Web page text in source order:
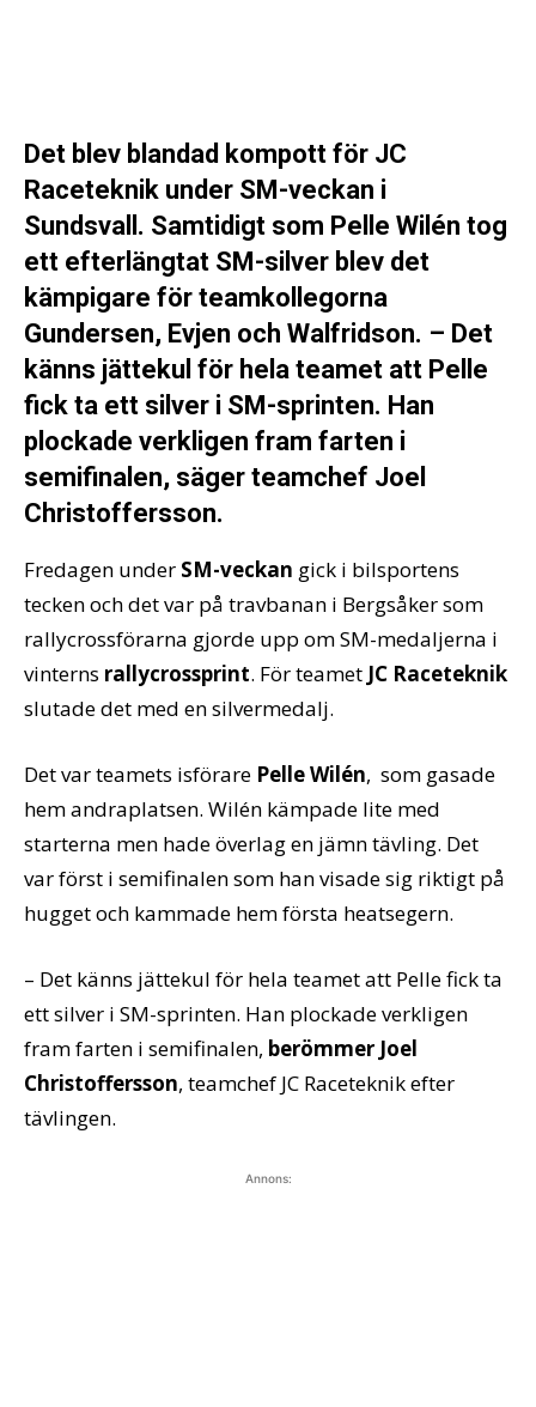
Det blev blandad kompott för JC
Raceteknik under SM-veckan i
Sundsvall. Samtidigt som Pelle Wilén tog
ett efterlängtat SM-silver blev det
kämpigare för teamkollegorna
Gundersen, Evjen och Walfridson. – Det
känns jättekul för hela teamet att Pelle
fick ta ett silver i SM-sprinten. Han
plockade verkligen fram farten i
semifinalen, säger teamchef Joel
Christoffersson.
Fredagen under SM-veckan gick i bilsportens
tecken och det var på travbanan i Bergsåker som
rallycrossförarna gjorde upp om SM-medaljerna i
vinterns rallycrossprint. För teamet JC Raceteknik
slutade det med en silvermedalj.
Det var teamets isförare Pelle Wilén, som gasade
hem andraplatsen. Wilén kämpade lite med
starterna men hade överlag en jämn tävling. Det
var först i semifinalen som han visade sig riktigt på
hugget och kammade hem första heatsegern.
– Det känns jättekul för hela teamet att Pelle fick ta
ett silver i SM-sprinten. Han plockade verkligen
fram farten i semifinalen, berömmer Joel
Christoffersson, teamchef JC Raceteknik efter
tävlingen.
Annons: